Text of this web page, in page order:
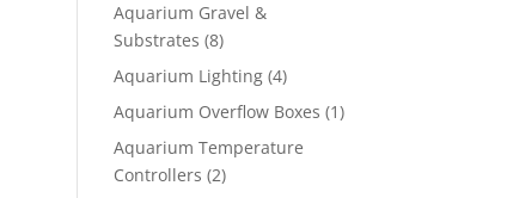
Aquarium Gravel &
Substrates (8)
Aquarium Lighting (4)
Aquarium Overflow Boxes (1)
Aquarium Temperature
Controllers (2)